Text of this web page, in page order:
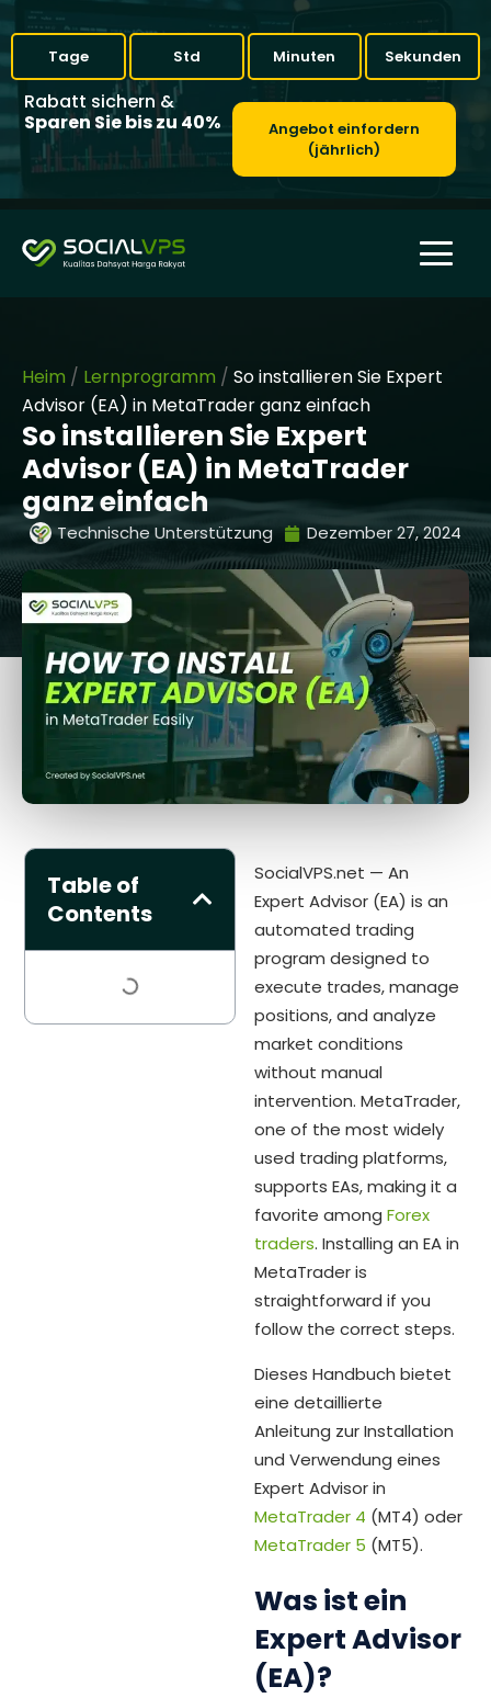
Tage Std Minuten Sekunden
Rabatt sichern &
Sparen Sie bis zu 40%
Angebot einfordern
(jährlich)
Heim / Lernprogramm / So installieren Sie Expert
Advisor (EA) in MetaTrader ganz einfach
So installieren Sie Expert
Advisor (EA) in MetaTrader
ganz einfach
Technische Unterstützung Dezember 27, 2024
Table of
Contents
SocialVPS.net — An
Expert Advisor (EA) is an
automated trading
program designed to
execute trades, manage
positions, and analyze
market conditions
without manual
intervention. MetaTrader,
one of the most widely
used trading platforms,
supports EAs, making it a
favorite amongForex
traders. Installing an EA in
MetaTrader is
straightforward if you
follow the correct steps.
Dieses Handbuch bietet
eine detaillierte
Anleitung zur Installation
und Verwendung eines
Expert Advisor in
MetaTrader 4 (MT4) oder
MetaTrader 5 (MT5).
Was ist ein
Expert Advisor
(EA)?